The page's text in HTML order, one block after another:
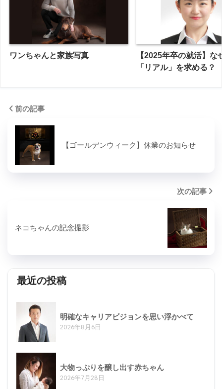
ワンちゃんと家族写真
【2025年卒の就活】な
「リアル」を求める？
前の記事
【ゴールデンウィーク】休業のお知らせ
次の記事
ネコちゃんの記念撮影
最近の投稿
明確なキャリアビジョンを思い浮かべて
2026年8月6日
大物っぷりを醸し出す赤ちゃん
2026年7月28日